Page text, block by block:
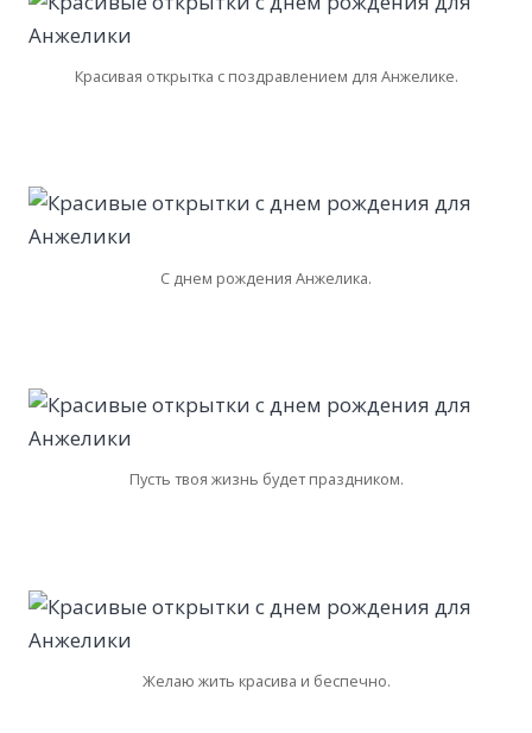
Красивая открытка с поздравлением для Анжелике.
С днем рождения Анжелика.
Пусть твоя жизнь будет праздником.
Желаю жить красива и беспечно.